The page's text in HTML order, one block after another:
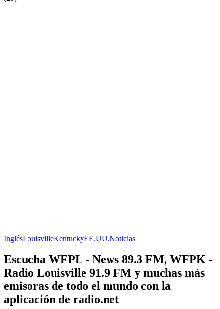
InglésLouisvilleKentuckyEE.UU.Noticias
Escucha WFPL - News 89.3 FM, WFPK -
Radio Louisville 91.9 FM y muchas más
emisoras de todo el mundo con la
aplicación de radio.net